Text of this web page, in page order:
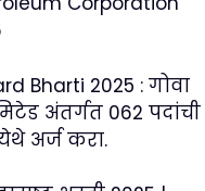
Bharti 2025 : गोवा
अंतर्गत 062 पदांची
अर्ज करा.